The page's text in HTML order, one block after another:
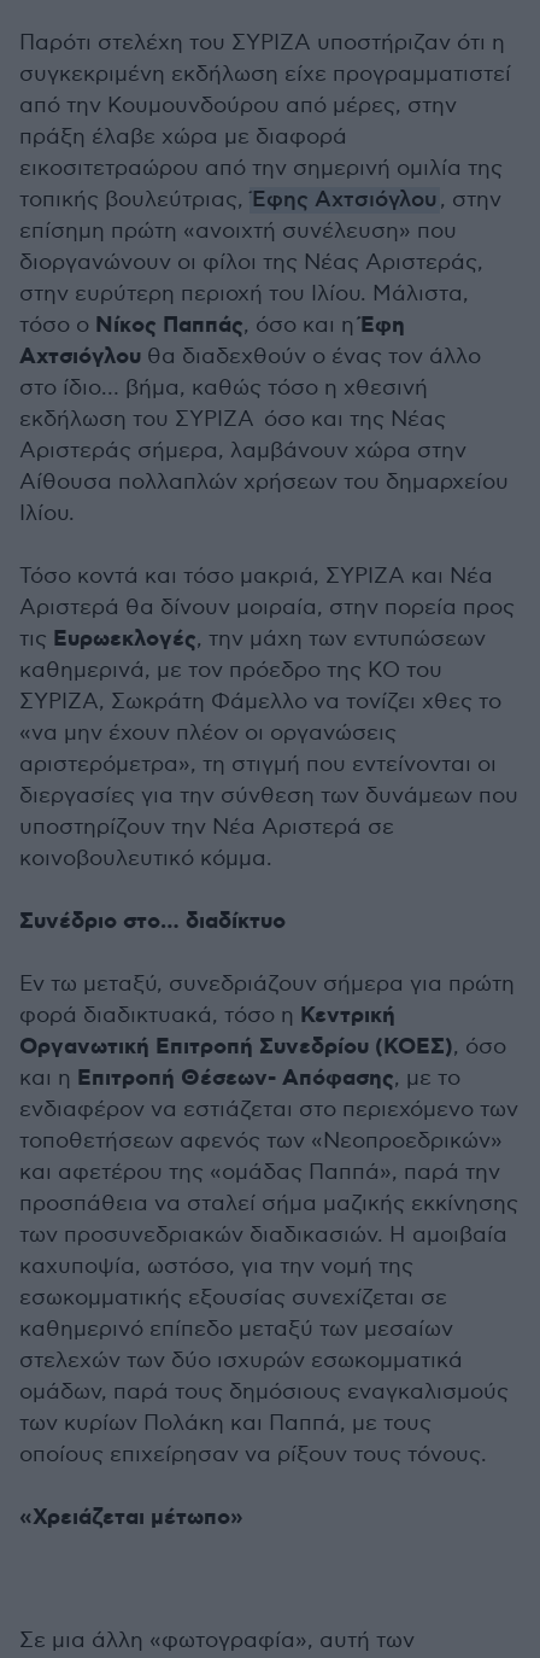
Παρότι στελέχη του ΣΥΡΙΖΑ υποστήριζαν ότι η
συγκεκριμένη εκδήλωση είχε προγραμματιστεί
από την Κουμουνδούρου από μέρες, στην
πράξη έλαβε χώρα με διαφορά
εικοσιτετραώρου από την σημερινή ομιλία της
τοπικής βουλεύτριας,Έφης Αχτσιόγλου , στην
επίσημη πρώτη «ανοιχτή συνέλευση» που
διοργανώνουν οι φίλοι της Νέας Αριστεράς,
στην ευρύτερη περιοχή του Ιλίου. Μάλιστα,
τόσο ο Νίκος Παππάς, όσο και ηΈφη
Αχτσιόγλου θα διαδεχθούν ο ένας τον άλλο
στο ίδιο… βήμα, καθώς τόσο η χθεσινή
εκδήλωση του ΣΥΡΙΖΑ όσο και της Νέας
Αριστεράς σήμερα, λαμβάνουν χώρα στην
Αίθουσα πολλαπλών χρήσεων του δημαρχείου
Ιλίου.
Τόσο κοντά και τόσο μακριά, ΣΥΡΙΖΑ και Νέα
Αριστερά θα δίνουν μοιραία, στην πορεία προς
τις Ευρωεκλογές, την μάχη των εντυπώσεων
καθημερινά, με τον πρόεδρο της ΚΟ του
ΣΥΡΙΖΑ, Σωκράτη Φάμελλο να τονίζει χθες το
«να μην έχουν πλέον οι οργανώσεις
αριστερόμετρα», τη στιγμή που εντείνονται οι
διεργασίες για την σύνθεση των δυνάμεων που
υποστηρίζουν την Νέα Αριστερά σε
κοινοβουλευτικό κόμμα.
Συνέδριο στο… διαδίκτυο
Εν τω μεταξύ, συνεδριάζουν σήμερα για πρώτη
φορά διαδικτυακά, τόσο η Κεντρική
Οργανωτική Επιτροπή Συνεδρίου (ΚΟΕΣ), όσο
και η Επιτροπή Θέσεων- Απόφασης, με το
ενδιαφέρον να εστιάζεται στο περιεχόμενο των
τοποθετήσεων αφενός των «Νεοπροεδρικών»
και αφετέρου της «ομάδας Παππά», παρά την
προσπάθεια να σταλεί σήμα μαζικής εκκίνησης
των προσυνεδριακών διαδικασιών. Η αμοιβαία
καχυποψία, ωστόσο, για την νομή της
εσωκομματικής εξουσίας συνεχίζεται σε
καθημερινό επίπεδο μεταξύ των μεσαίων
στελεχών των δύο ισχυρών εσωκομματικά
ομάδων, παρά τους δημόσιους εναγκαλισμούς
των κυρίων Πολάκη και Παππά, με τους
οποίους επιχείρησαν να ρίξουν τους τόνους.
«Χρειάζεται μέτωπο»
Σε μια άλλη «φωτογραφία», αυτή των